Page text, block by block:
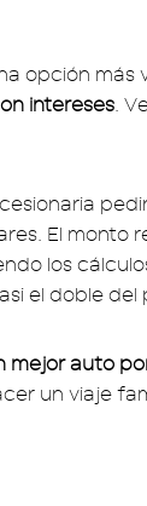
opción más
intereses.
El monto
los
el doble del
mejor auto
un viaje